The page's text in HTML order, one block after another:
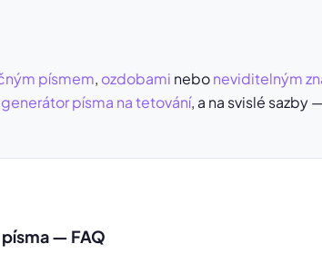
písmem, ozdobami neboneviditelným
generátor písma na tetování, a na svislé sazby
— FAQ